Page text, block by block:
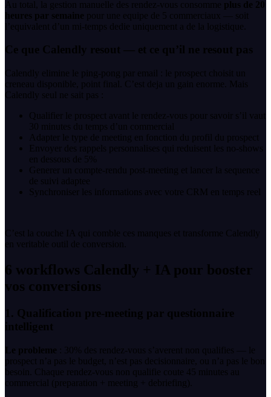
Au total, la gestion manuelle des rendez-vous consomme plus de 20
heures par semaine pour une equipe de 5 commerciaux — soit
l’equivalent d’un mi-temps dedie uniquement a de la logistique.
Ce que Calendly resout — et ce qu’il ne resout pas
Calendly elimine le ping-pong par email : le prospect choisit un
creneau disponible, point final. C’est deja un gain enorme. Mais
Calendly seul ne sait pas :
Qualifier le prospect avant le rendez-vous pour savoir s’il vaut
30 minutes du temps d’un commercial
Adapter le type de meeting en fonction du profil du prospect
Envoyer des rappels personnalises qui reduisent les no-shows
en dessous de 5%
Generer un compte-rendu post-meeting et lancer la sequence
de suivi adaptee
Synchroniser les informations avec votre CRM en temps reel
C’est la couche IA qui comble ces manques et transforme Calendly
en veritable outil de conversion.
6 workflows Calendly + IA pour booster
vos conversions
1. Qualification pre-meeting par questionnaire
intelligent
Le probleme : 30% des rendez-vous s’averent non qualifies — le
prospect n’a pas le budget, n’est pas decisionnaire, ou n’a pas le bon
besoin. Chaque rendez-vous non qualifie coute 45 minutes au
commercial (preparation + meeting + debriefing).